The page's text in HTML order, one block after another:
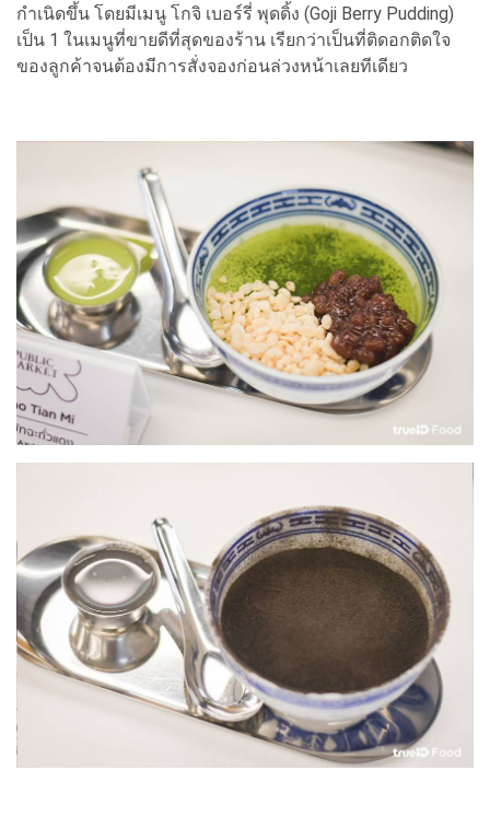
กำเนิดขึ้น โดยมีเมนู โกจิ เบอร์รี่ พุดดิ้ง (Goji Berry Pudding)
เป็น 1 ในเมนูที่ขายดีที่สุดของร้าน เรียกว่าเป็นที่ติดอกติดใจ
ของลูกค้าจนต้องมีการสั่งจองก่อนล่วงหน้าเลยทีเดียว